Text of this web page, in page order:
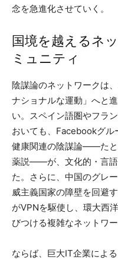
念を急進化させていく。
国境を越えるネ
ミュニティ
陰謀論のネットワークは
ナショナルな運動」へと
い。スペイン語圏やフラ
おいても、Facebookグル
健康関連の陰謀論——たと
薬説——が、文化的・言語
た。さらに、中国のグレ
威主義国家の障壁を回避
がVPNを駆使し、環大西
びつける複雑なネットワ
ならば、巨大IT企業によ